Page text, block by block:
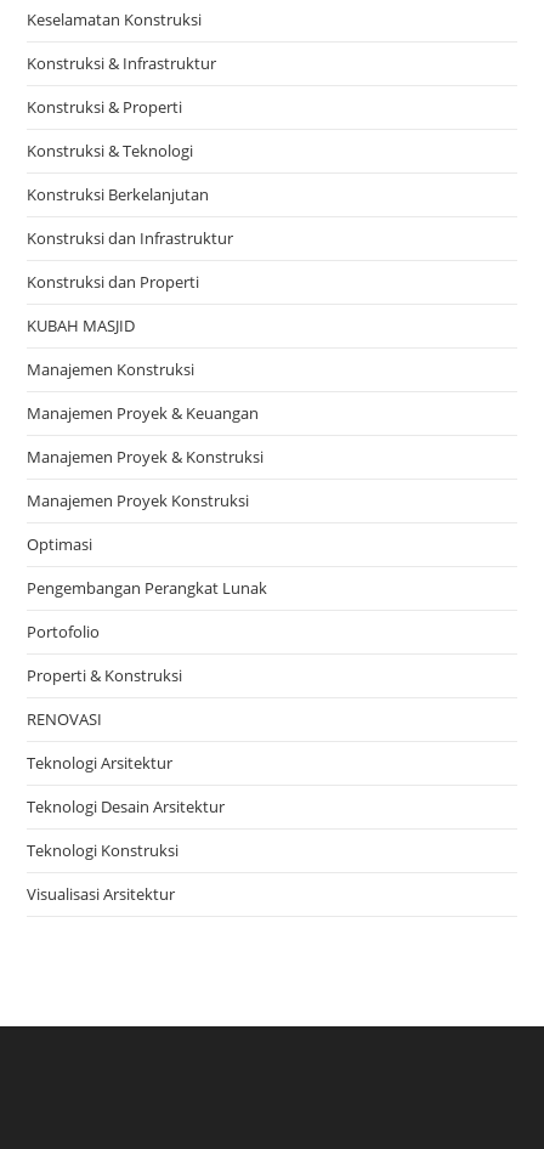
Keselamatan Konstruksi
Konstruksi & Infrastruktur
Konstruksi & Properti
Konstruksi & Teknologi
Konstruksi Berkelanjutan
Konstruksi dan Infrastruktur
Konstruksi dan Properti
KUBAH MASJID
Manajemen Konstruksi
Manajemen Proyek & Keuangan
Manajemen Proyek & Konstruksi
Manajemen Proyek Konstruksi
Optimasi
Pengembangan Perangkat Lunak
Portofolio
Properti & Konstruksi
RENOVASI
Teknologi Arsitektur
Teknologi Desain Arsitektur
Teknologi Konstruksi
Visualisasi Arsitektur